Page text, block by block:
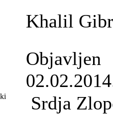
Khalil
Objavljen
Srdja